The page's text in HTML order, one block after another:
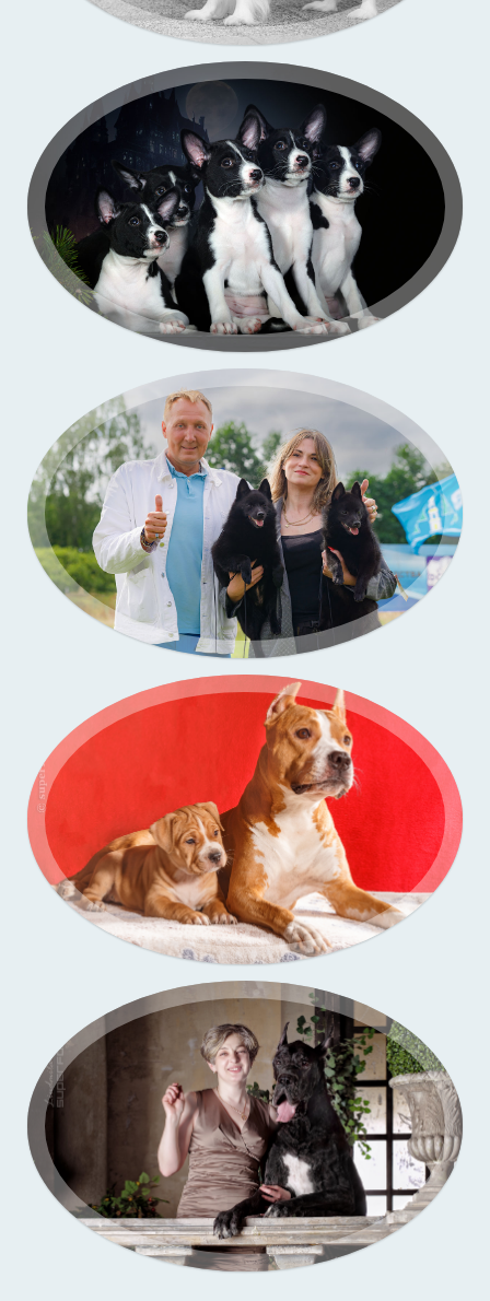
Портфолио — выставки собак
Бассенджи. Фото щенков в моей студии
Портфолио — выставки собак
Портфолио